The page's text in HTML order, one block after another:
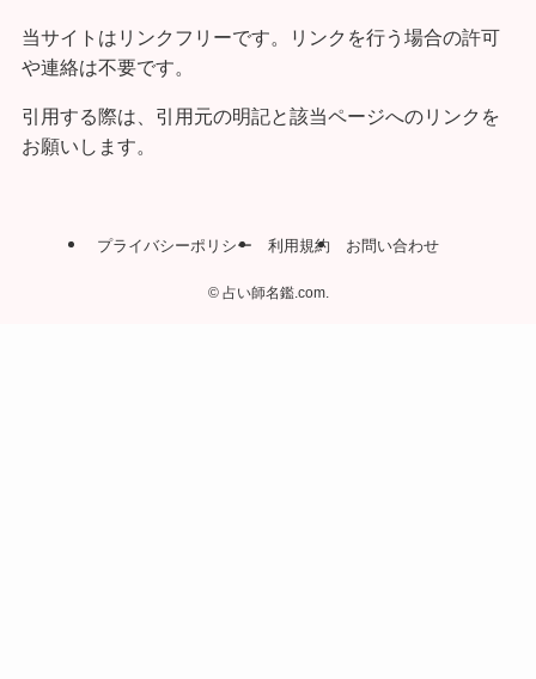
当サイトはリンクフリーです。リンクを行う場合の許可
や連絡は不要です。
引用する際は、引用元の明記と該当ページへのリンクを
お願いします。
プライバシーポリシー 利用規約 お問い合わせ
©占い師名鑑.com.